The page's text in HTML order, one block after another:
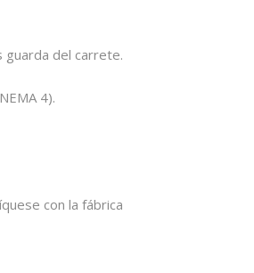
guarda del carrete.
4).
con la fábrica